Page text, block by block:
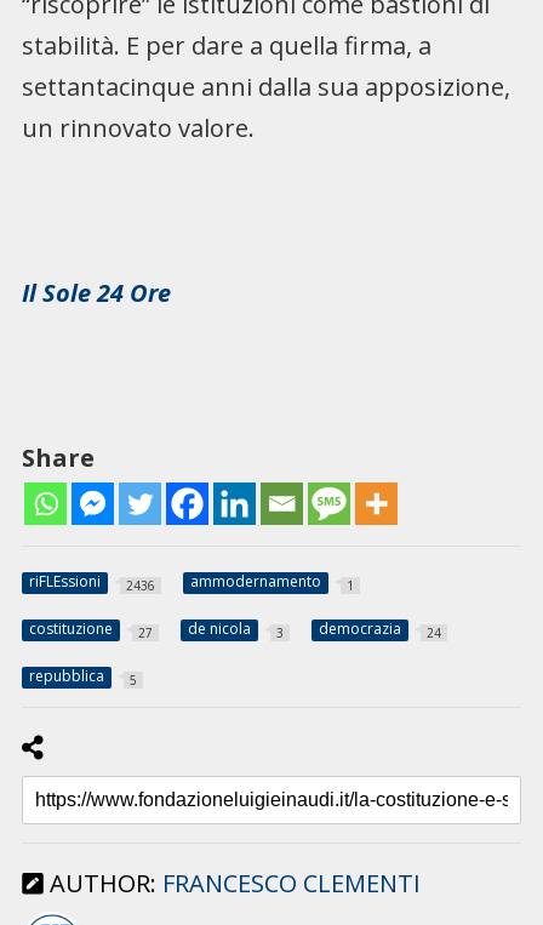
stabilità. E per dare a quella firma, a
settantacinque anni dalla sua apposizione,
un rinnovato valore.
Il Sole 24 Ore
Share
riFLEssioni 2436 ammodernamento 1
costituzione 27 de nicola 3 democrazia 24
repubblica 5
AUTHOR: FRANCESCO CLEMENTI